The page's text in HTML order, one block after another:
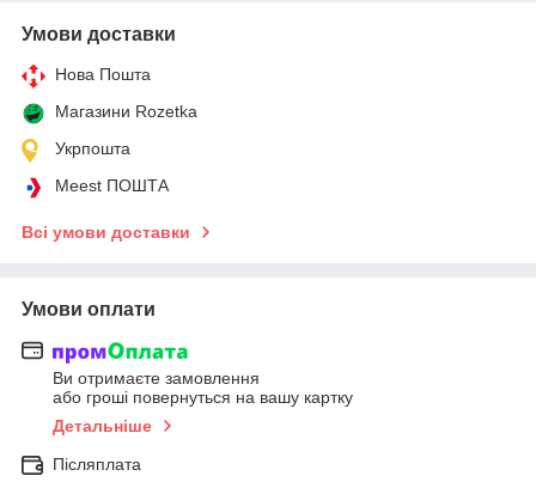
Умови доставки
Нова Пошта
Магазини Rozetka
Укрпошта
Meest ПОШТА
Всі умови доставки
Умови оплати
Ви отримаєте замовлення
або гроші повернуться на вашу картку
Детальніше
Післяплата